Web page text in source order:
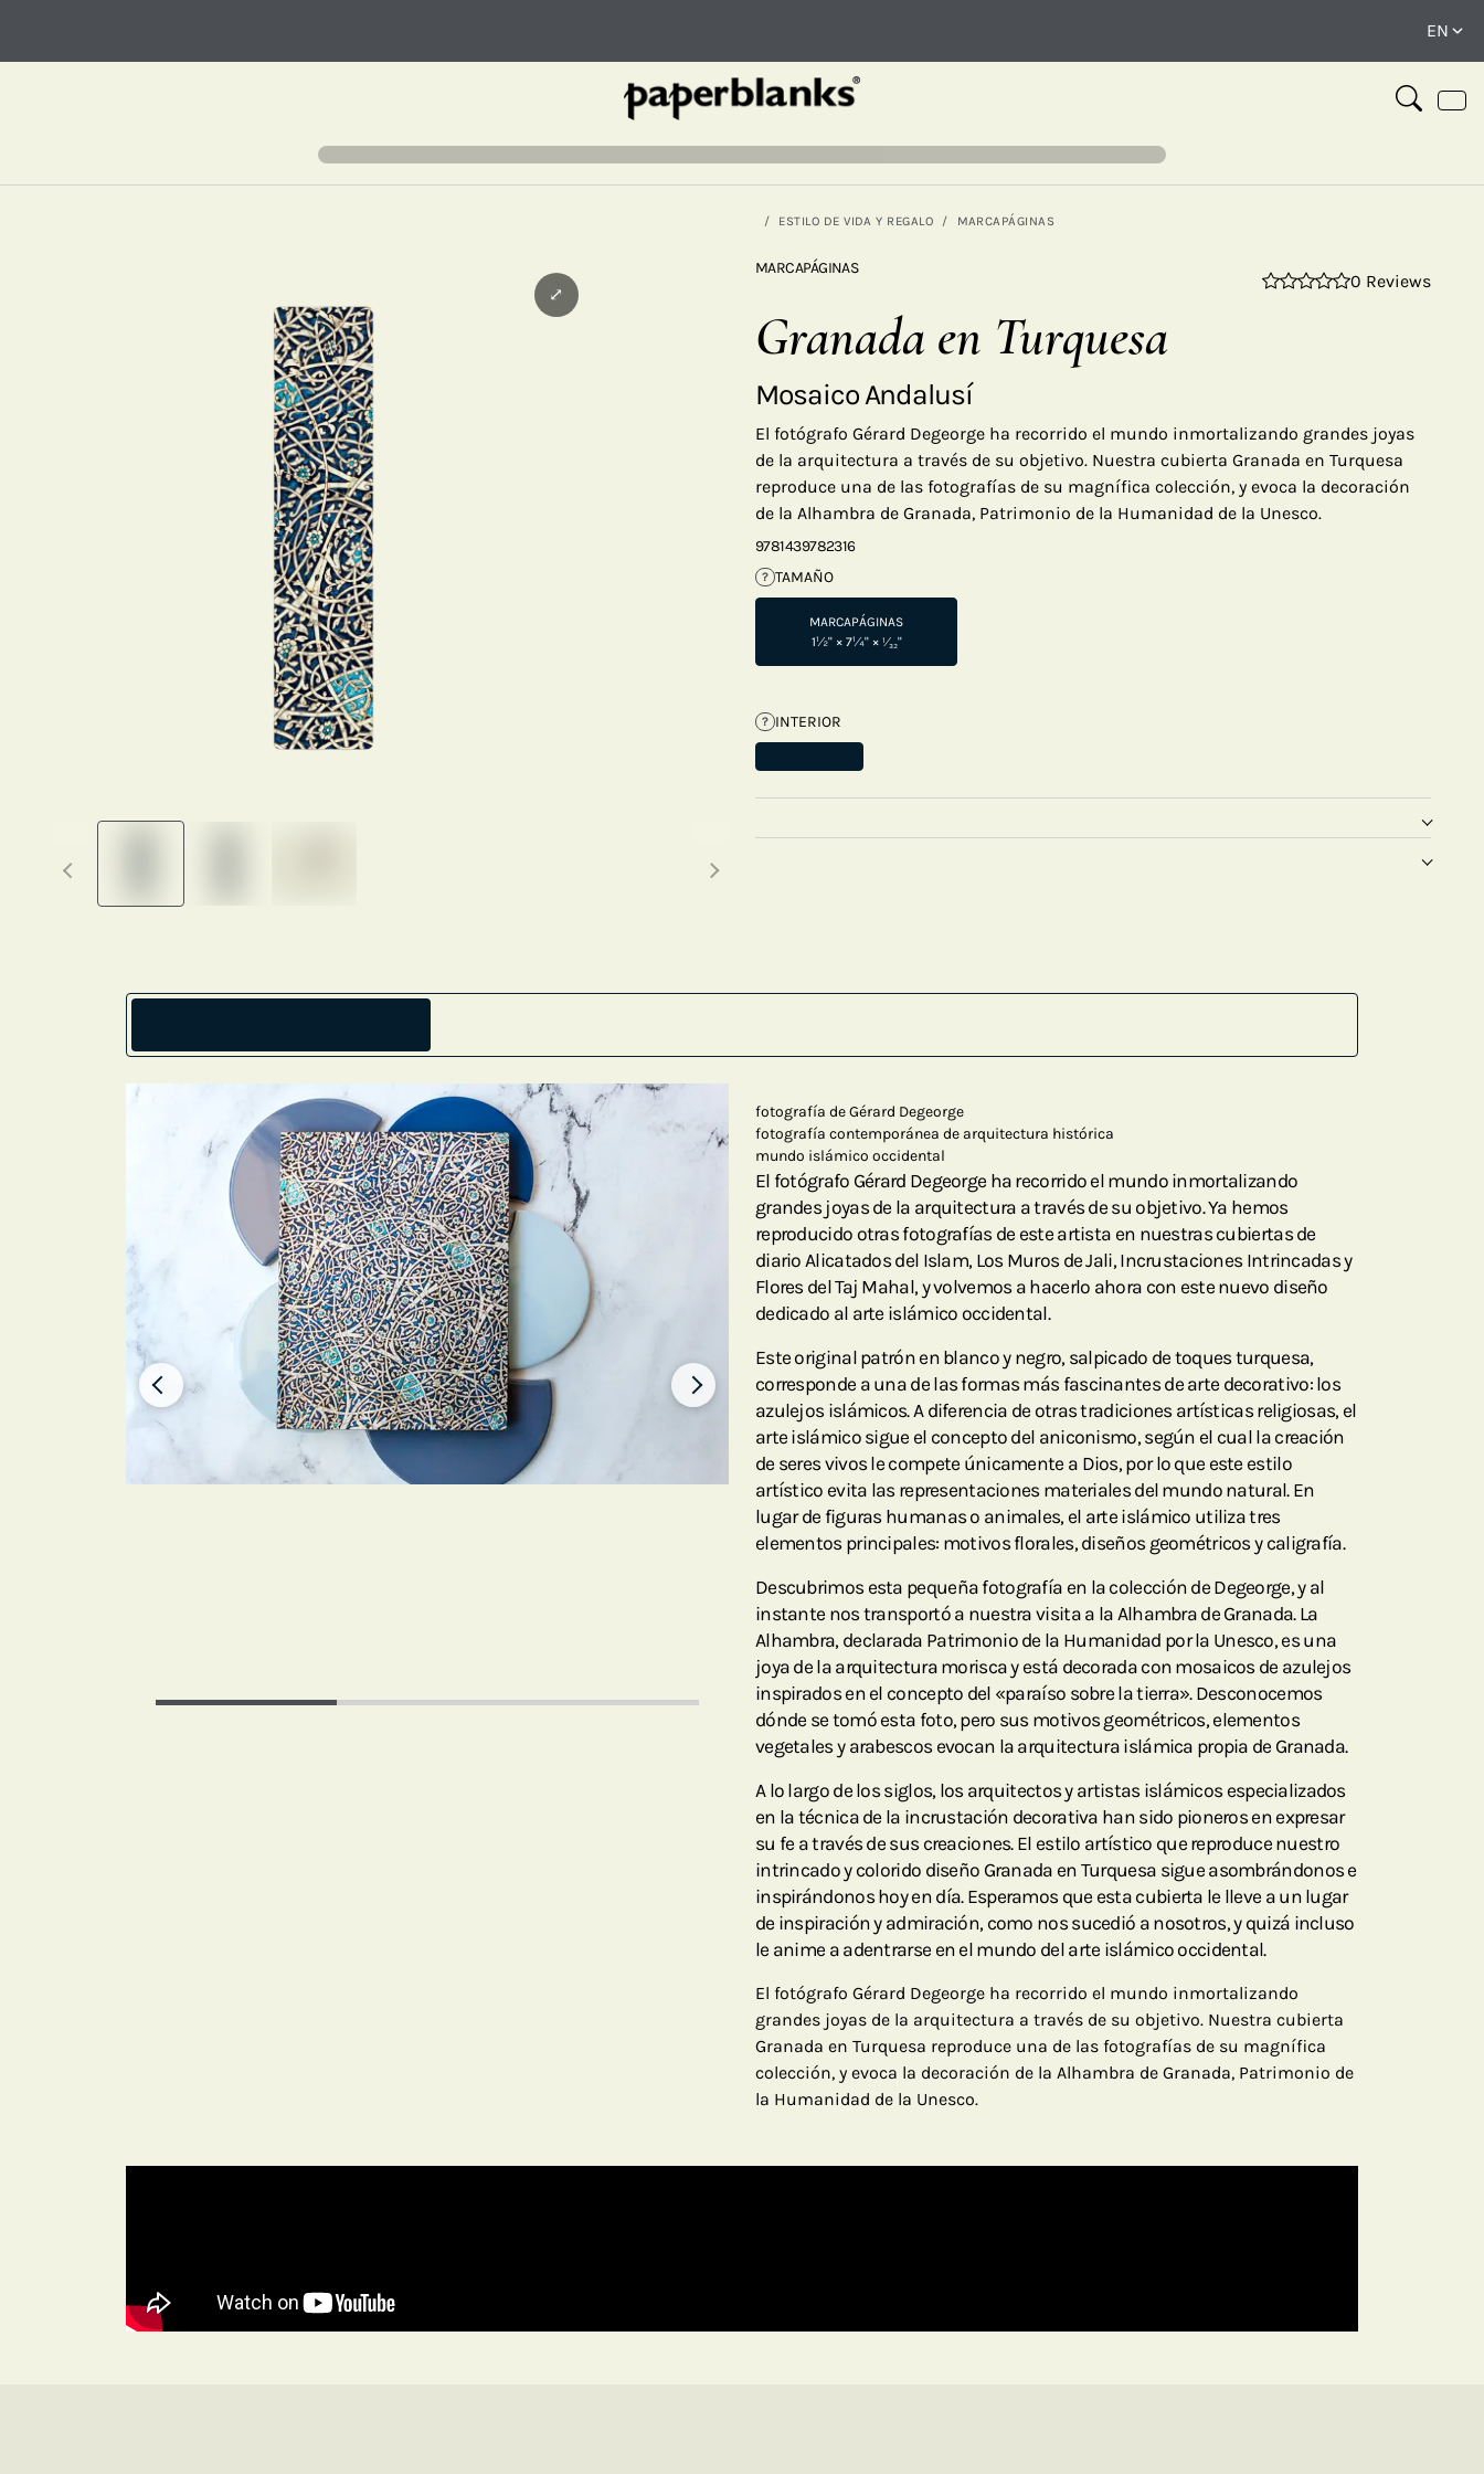
ESTILO DE VIDA Y REGALO MARCAPÁGINAS
Next thumbnails
⤢
MARCAPÁGINAS
0 Reviews
Granada en Turquesa
Mosaico Andalusí
El fotógrafo Gérard Degeorge ha recorrido el mundo inmortalizando grandes joyas
de la arquitectura a través de su objetivo. Nuestra cubierta Granada en Turquesa
reproduce una de las fotografías de su magnífica colección, y evoca la decoración
de la Alhambra de Granada, Patrimonio de la Humanidad de la Unesco.
9781439782316
? TAMAÑO
MARCAPÁGINAS
1½" × 7¼" × ¹⁄₃₂"
? INTERIOR
fotografía de Gérard Degeorge
fotografía contemporánea de arquitectura histórica
mundo islámico occidental
El fotógrafo Gérard Degeorge ha recorrido el mundo inmortalizando
grandes joyas de la arquitectura a través de su objetivo. Ya hemos
reproducido otras fotografías de este artista en nuestras cubiertas de
diario Alicatados del Islam, Los Muros de Jali, Incrustaciones Intrincadas y
Flores del Taj Mahal, y volvemos a hacerlo ahora con este nuevo diseño
dedicado al arte islámico occidental.
Este original patrón en blanco y negro, salpicado de toques turquesa,
corresponde a una de las formas más fascinantes de arte decorativo: los
azulejos islámicos. A diferencia de otras tradiciones artísticas religiosas, el
arte islámico sigue el concepto del aniconismo, según el cual la creación
de seres vivos le compete únicamente a Dios, por lo que este estilo
artístico evita las representaciones materiales del mundo natural. En
lugar de figuras humanas o animales, el arte islámico utiliza tres
elementos principales: motivos florales, diseños geométricos y caligrafía.
Descubrimos esta pequeña fotografía en la colección de Degeorge, y al
instante nos transportó a nuestra visita a la Alhambra de Granada. La
Alhambra, declarada Patrimonio de la Humanidad por la Unesco, es una
joya de la arquitectura morisca y está decorada con mosaicos de azulejos
inspirados en el concepto del «paraíso sobre la tierra». Desconocemos
dónde se tomó esta foto, pero sus motivos geométricos, elementos
vegetales y arabescos evocan la arquitectura islámica propia de Granada.
A lo largo de los siglos, los arquitectos y artistas islámicos especializados
en la técnica de la incrustación decorativa han sido pioneros en expresar
su fe a través de sus creaciones. El estilo artístico que reproduce nuestro
intrincado y colorido diseño Granada en Turquesa sigue asombrándonos e
inspirándonos hoy en día. Esperamos que esta cubierta le lleve a un lugar
de inspiración y admiración, como nos sucedió a nosotros, y quizá incluso
le anime a adentrarse en el mundo del arte islámico occidental.
El fotógrafo Gérard Degeorge ha recorrido el mundo inmortalizando
grandes joyas de la arquitectura a través de su objetivo. Nuestra cubierta
Granada en Turquesa reproduce una de las fotografías de su magnífica
colección, y evoca la decoración de la Alhambra de Granada, Patrimonio de
la Humanidad de la Unesco.